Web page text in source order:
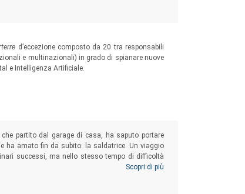
d’eccezione composto da 20 tra responsabili
e multinazionali) in grado di spianare nuove
e Intelligenza Artificiale.
partito dal garage di casa, ha saputo portare
ha amato fin da subito: la saldatrice. Un viaggio
successi, ma nello stesso tempo di difficoltà
quando la parola fine, al suo fare ed essere
Scopri di più